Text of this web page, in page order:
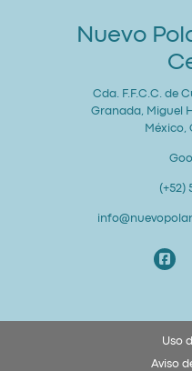
Nuevo
Cda. F.F.C.C. de
Granada, Miguel
México,
(+52)
Uso
Aviso